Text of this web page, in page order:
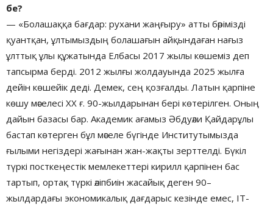
бе?
— «Болашаққа бағдар: рухани жаңғыру» атты бәрімізді
қуантқан, ұлтымыздың болашағын айқындаған нағыз
ұлттық ұлы құжатында Елбасы 2017 жылы көшеміз деп
тапсырма берді. 2012 жылғы жолдауында 2025 жылға
дейін көшейік деді. Демек, сең қозғалды. Латын қарпіне
көшу мәселесі ХХ ғ. 90-жылдарынан бері көтерілген. Оның
дайын базасы бар. Академик ағамыз Әбдуәли Қайдарұлы
бастап көтерген бұл мәселе бүгінде Институтымызда
ғылыми негіздері жағынан жан-жақты зерттелді. Бүкіл
түркі посткеңестік мемлекеттері кирилл қарпінен бас
тартып, ортақ түркі әліпбиін жасайық деген 90–
жылдардағы экономикалық дағдарыс кезінде емес, IT-